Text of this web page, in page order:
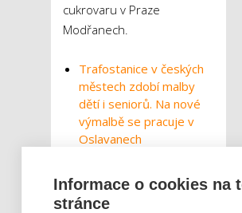
cukrovaru v Praze
Modřanech.
Trafostanice v českých
městech zdobí malby
dětí i seniorů. Na nové
výmalbě se pracuje v
Oslavanech
rodinu
Informace o cookies na
stránce